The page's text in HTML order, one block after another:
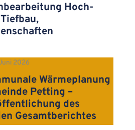
Hoch-
2026
Wärmeplanung
Petting –
des
Gesamtberichtes